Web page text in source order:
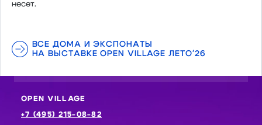
несет.
ВСЕ ДОМА И ЭКСПОНАТЫ
НА ВЫСТАВКЕ OPEN VILLAGE ЛЕТО'26
OPEN VILLAGE
+7 (495) 215-08-82